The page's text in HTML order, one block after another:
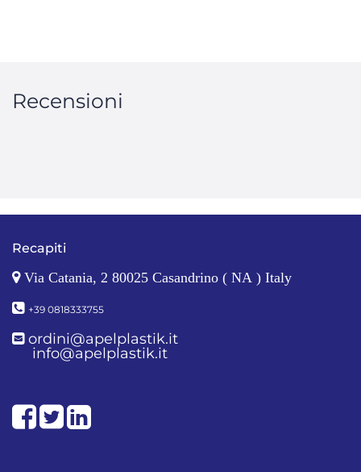
Recensioni
Recapiti
Via Catania, 2 80025 Casandrino ( NA ) Italy
+39 0818333755
ordini@apelplastik.it
info@apelplastik.it
Facebook
TwitterLinkedIn